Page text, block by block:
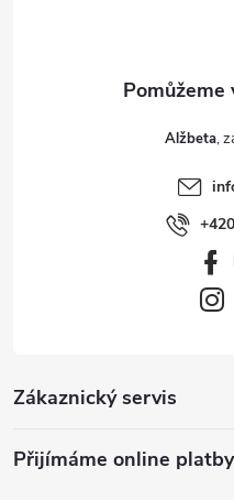
Zákaznický servis
Přijímáme online platby
Alžbeta